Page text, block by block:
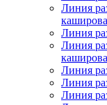
Линия
Линия
Линия
Линия
Линия
Линия